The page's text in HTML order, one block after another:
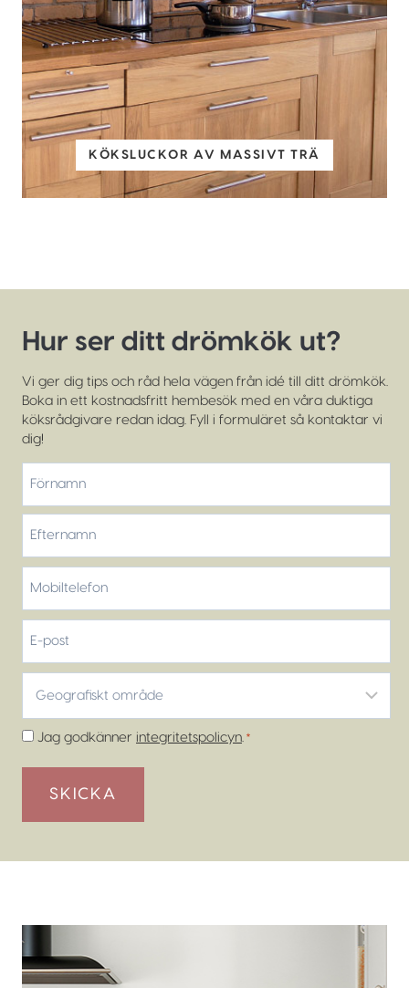
KÖKSLUCKOR AV MASSIVT TRÄ
Hur ser ditt drömkök ut?
Vi ger dig tips och råd hela vägen från idé till ditt drömkök.
Boka in ett kostnadsfritt hembesök med en våra duktiga
köksrådgivare redan idag. Fyll i formuläret så kontaktar vi
dig!
Förnamn
Efternamn
post
område
*
Samtycke
Jag godkänner integritetspolicyn *